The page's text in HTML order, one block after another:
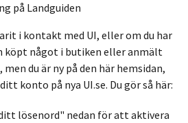
på Landguiden
i kontakt med UI, eller om du har
köpt något i butiken eller anmält
du är ny på den här hemsidan,
konto på nya UI.se. Du gör så här:
lösenord" nedan för att aktivera